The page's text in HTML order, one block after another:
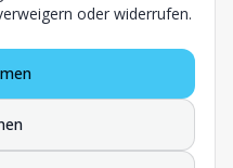
steht und
einer lückenlosen
lässt sich mit
deutlich
oder widerrufen.